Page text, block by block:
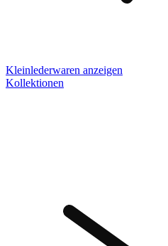
Kleinlederwaren anzeigen
Kollektionen